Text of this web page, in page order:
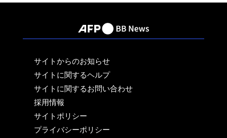
サイトからのお知らせ
サイトに関するヘルプ
サイトに関するお問い合わせ
採用情報
サイトポリシー
プライバシーポリシー